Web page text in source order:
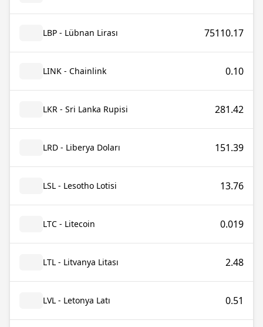
LBP - Lübnan Lirası 75110.17
LINK - Chainlink 0.10
LKR - Sri Lanka Rupisi 281.42
LRD - Liberya Doları 151.39
LSL - Lesotho Lotisi 13.76
LTC - Litecoin 0.019
LTL - Litvanya Litası 2.48
LVL - Letonya Latı 0.51